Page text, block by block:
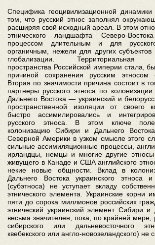
Специфика геоцивилизационной динамики
том, что русский этнос заполнял
расширяя свой исходный ареал. В этом
этнического ландшафта Северо-
процессом длительным и для
органичным, нежели для других субъектов
глобализации. Территориальная
пространства Российской империи стала,
причиной сохранения русским этносом
Вторая по значимости причина состоит в
партнеры русского этноса по
Дальнего Востока — украинский и
пространственной изоляции от своего
быстро ассимилировались и
русского этноса. В этом ключе
колонизацию Сибири и Дальнего
Северной Америки в узком смысле этого
сильные ассимиляционные процессы,
ирландцы, немцы и многие другие
живущего в Канаде и США английского
некие новые общности. Вклад в
Дальнего Востока украинского этноса и
(субэтноса) не уступает вкладу
этнического элемента. Украинские корни
пяти до сорока миллионов российских
этнический украинский элемент Сибири и
весьма значителен, пока, по крайней мере,
сибирского или дальневосточного
квебекского или англо-новозеландского) не